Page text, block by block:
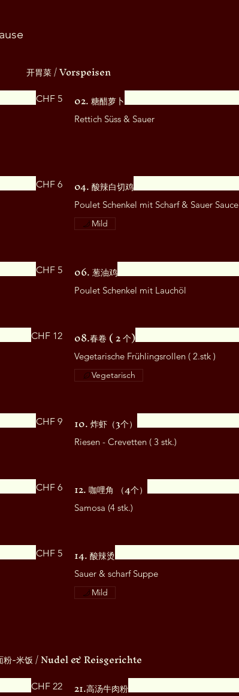
开胃菜 / Vorspeisen
CHF 5 02. 糖醋萝卜
CHF 6 04. 酸辣白切鸡
Poulet Schenkel mit Scharf & Sauer Sauce
Mild
CHF 5 06. 葱油鸡
Poulet Schenkel mit Lauchöl
CHF 12 08.春卷 ( 2 个)
Vegetarische Frühlingsrollen ( 2.stk )
Vegetarisch
CHF 9 10. 炸虾（3个）
Riesen - Crevetten ( 3 stk.)
CHF 6 12. 咖哩角 （4个）
Samosa (4 stk.)
CHF 5 14. 酸辣烫
Mild
粉-米饭 / Nudel & Reisgerichte
CHF 22 21.高汤牛肉粉